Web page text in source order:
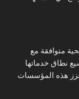
الصحية متوافقة مع
نطاق خدماتها
هذه المؤسسات